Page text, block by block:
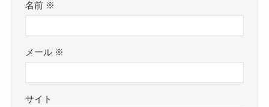
名前 ※
メール ※
サイト